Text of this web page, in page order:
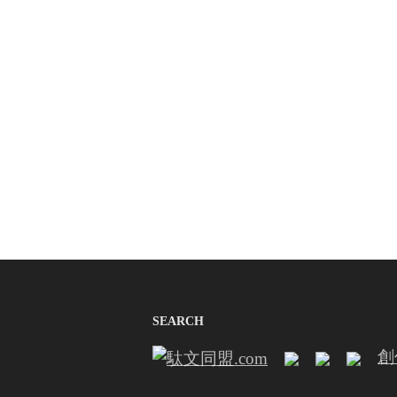
SEARCH